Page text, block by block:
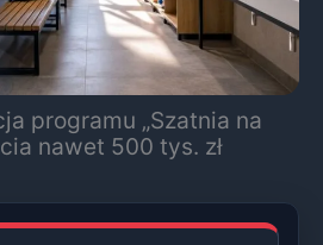
programu „Szatnia na
nawet 500 tys. zł